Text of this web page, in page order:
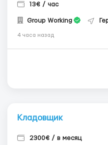
13€ / час
Group Working
4 часа назад
Кладовщик
2300€ / в месяц